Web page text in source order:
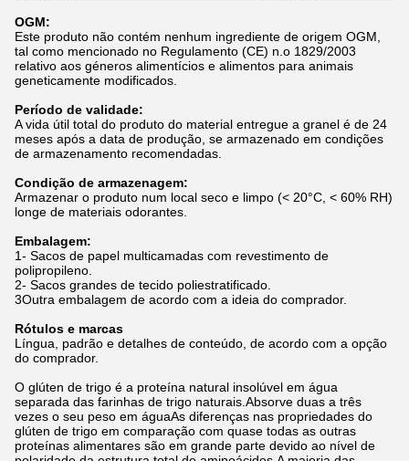
OGM:
Este produto não contém nenhum ingrediente de origem OGM,
tal como mencionado no Regulamento (CE) n.o 1829/2003
relativo aos géneros alimentícios e alimentos para animais
geneticamente modificados.
Período de validade:
A vida útil total do produto do material entregue a granel é de 24
meses após a data de produção, se armazenado em condições
de armazenamento recomendadas.
Condição de armazenagem:
Armazenar o produto num local seco e limpo (< 20°C, < 60% RH)
longe de materiais odorantes.
Embalagem:
1- Sacos de papel multicamadas com revestimento de
polipropileno.
2- Sacos grandes de tecido poliestratificado.
3Outra embalagem de acordo com a ideia do comprador.
Rótulos e marcas
Língua, padrão e detalhes de conteúdo, de acordo com a opção
do comprador.
O glúten de trigo é a proteína natural insolúvel em água
separada das farinhas de trigo naturais.Absorve duas a três
vezes o seu peso em águaAs diferenças nas propriedades do
glúten de trigo em comparação com quase todas as outras
proteínas alimentares são em grande parte devido ao nível de